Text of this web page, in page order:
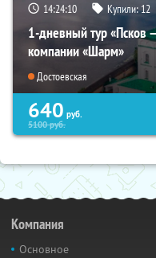
14:24:08 Купили:12
1-дневный тур «Псков
компании «Шарм»
Достоевская
640 руб.
5100руб.
Компания
Основное